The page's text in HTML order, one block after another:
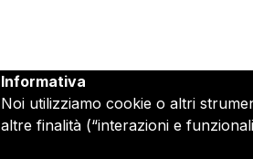
Informativa
Noi utilizziamo cookie o altri
altre finalità (“interazioni e